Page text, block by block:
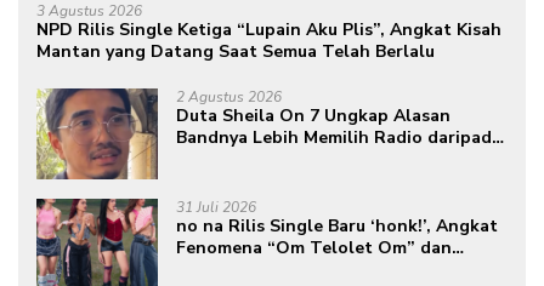
3 Agustus 2026
NPD Rilis Single Ketiga “Lupain Aku Plis”, Angkat Kisah
Mantan yang Datang Saat Semua Telah Berlalu
2 Agustus 2026
Duta Sheila On 7 Ungkap Alasan
Bandnya Lebih Memilih Radio daripada
31 Juli 2026
no na Rilis Single Baru ‘honk!’, Angkat
Fenomena “Om Telolet Om” dan